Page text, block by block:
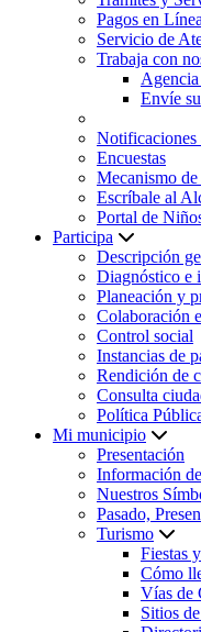
Pagos en
Servicio de
Trabaja con
Envíe
Notificaciones
Encuestas
Mecanismo
Escríbale al
Portal de
Participa
Descripción
Diagnóstico e
Planeación y
Colaboración
Control social
Instancias de
Rendición de
Consulta
Política
Mi municipio
Presentación
Información
Nuestros
Pasado,
Turismo
Fiestas
Cómo
Vías de
Sitios